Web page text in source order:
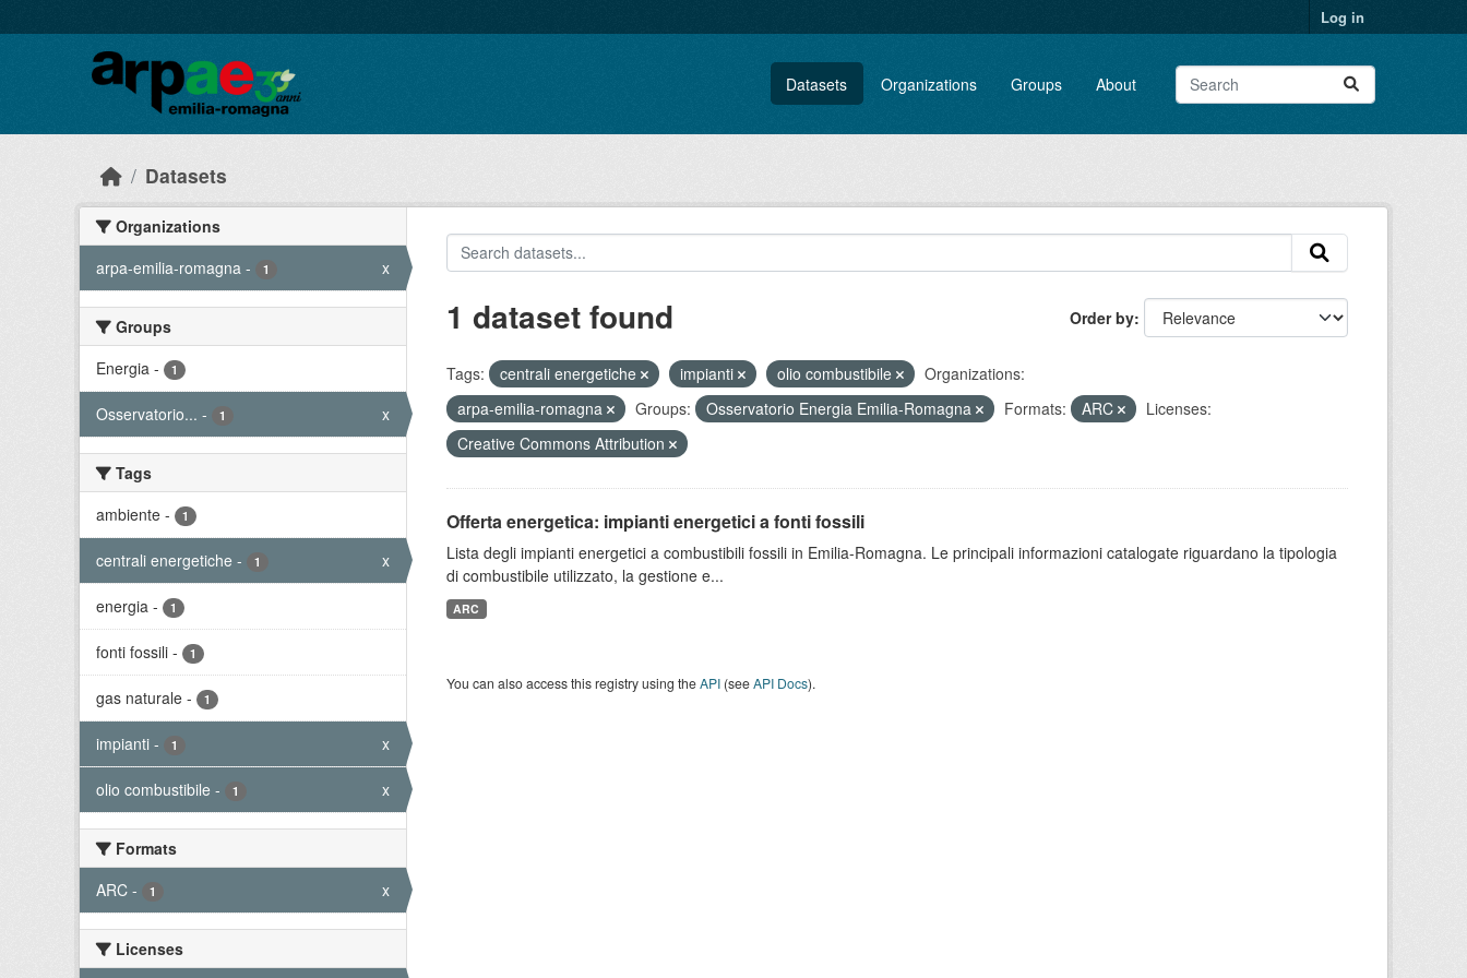
Log in
Datasets Organizations Groups About
Datasets
Organizations
arpa-emilia-romagna - 1 x
Groups
Energia - 1
Osservatorio... - 1 x
Tags
ambiente - 1
centrali energetiche - 1 x
energia - 1
fonti fossili - 1
gas naturale - 1
impianti - 1 x
olio combustibile - 1 x
Formats
ARC - 1 x
Licenses
Order by
1 dataset found
Tags: centrali energetiche impianti olio combustibile
Organizations:
arpa-emilia-romagna
Groups: Osservatorio Energia Emilia-Romagna Formats: ARC
Licenses:
Creative Commons Attribution
Offerta energetica: impianti energetici a fonti fossili
Lista degli impianti energetici a combustibili fossili in Emilia-Romagna. Le principali informazioni catalogate riguardano la tipologia
di combustibile utilizzato, la gestione e...
ARC
You can also access this registry using theAPI(seeAPI Docs).